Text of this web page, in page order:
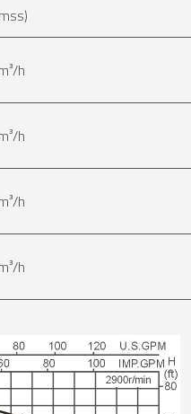
h
h
h
h